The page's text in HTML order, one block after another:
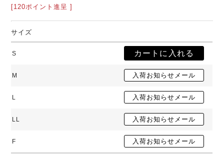
[120ポイント進呈 ]
サイズ
S
M
L
LL
F